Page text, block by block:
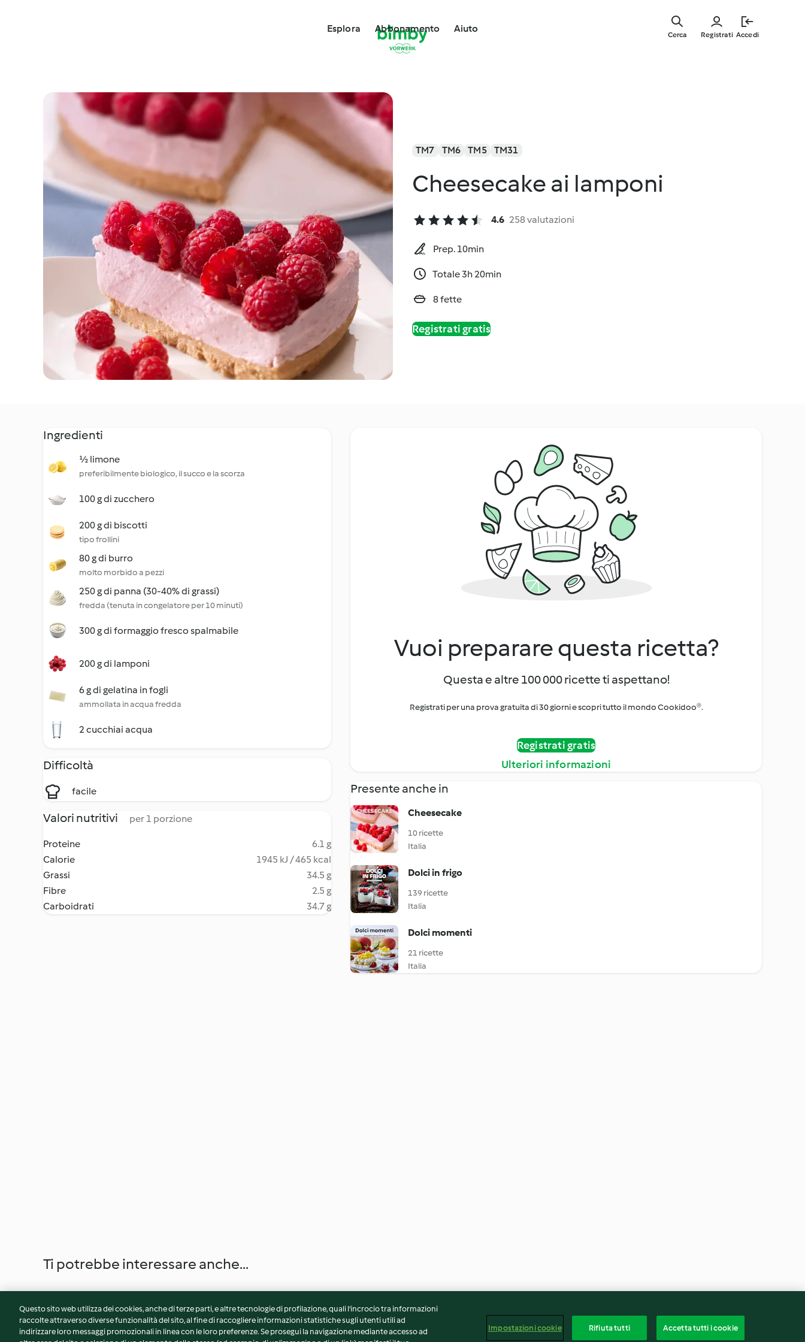
Esplora Abbonamento Aiuto
Registrati Accedi
Cerca
TM7 TM6 TM5 TM31
Cheesecake ai lamponi
4.6 258 valutazioni
Prep. 10min
Totale 3h 20min
8 fette
Registrati gratis
Ingredienti
½ limone
preferibilmente biologico, il succo e la scorza
100 g di zucchero
200 g di biscotti
tipo frollini
80 g di burro
molto morbido a pezzi
250 g di panna (30-40% di grassi)
fredda (tenuta in congelatore per 10 minuti)
300 g di formaggio fresco spalmabile
200 g di lamponi
6 g di gelatina in fogli
ammollata in acqua fredda
2 cucchiai acqua
Difficoltà
facile
Valori nutritivi per 1 porzione
Proteine
6.1 g
Calorie
1945 kJ / 465 kcal
Grassi
34.5 g
Fibre
2.5 g
Carboidrati
34.7 g
Vuoi preparare questa ricetta?
Questa e altre 100 000 ricette ti aspettano!
Registrati per una prova gratuita di 30 giorni e scopri tutto il mondo Cookidoo®.
Registrati gratis
Ulteriori informazioni
Presente anche in
Cheesecake
10 ricette
Italia
Dolci in frigo
139 ricette
Italia
Dolci momenti
21 ricette
Italia
Ti potrebbe interessare anche...
Questo sito web utilizza dei cookies, anche di terze parti, e altre tecnologie di profilazione, quali l’incrocio tra informazioni
raccolte attraverso diverse funzionalità del sito, al fine di raccogliere informazioni statistiche sugli utenti utili ad
indirizzare loro messaggi promozionali in linea con le loro preferenze. Se prosegui la navigazione mediante accesso ad
Impostazioni cookie Rifiuta tutti Accetta tutti i cookie